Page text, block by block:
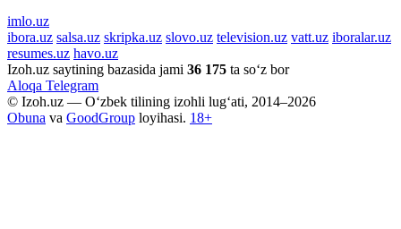
imlo.uz
ibora.uz salsa.uz skripka.uz slovo.uz television.uz vatt.uz iboralar.uz
resumes.uz havo.uz
Izoh.uz saytining bazasida jami 36 175 ta so‘z bor
Aloqa Telegram
© Izoh.uz — O‘zbek tilining izohli lug‘ati, 2014–2026
Obuna va GoodGroup loyihasi. 18+